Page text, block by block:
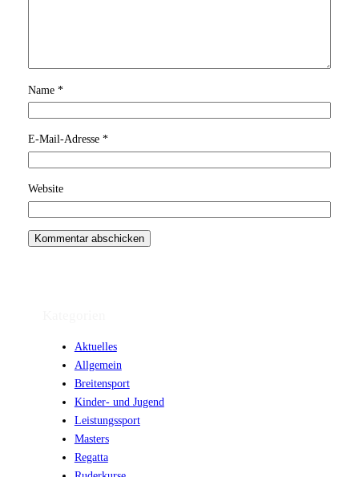
Name *
E-Mail-Adresse *
Website
Aktuelles
Allgemein
Breitensport
Kinder- und Jugend
Leistungssport
Masters
Regatta